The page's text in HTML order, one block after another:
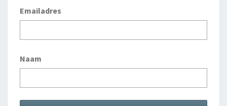
Emailadres
Naam